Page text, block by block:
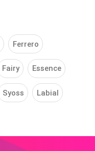
Ferrero
Fairy Essence
Syoss Labial